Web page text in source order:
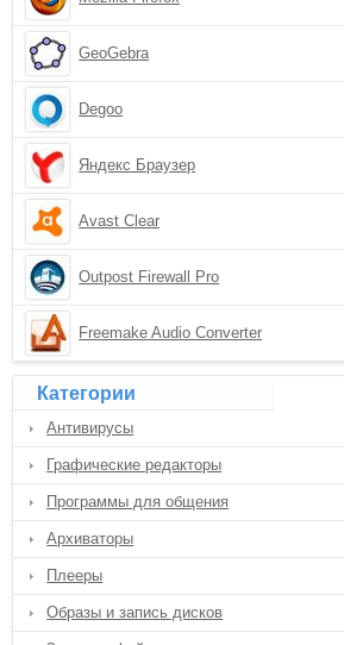
GeoGebra
Degoo
Яндекс Браузер
Avast Clear
Outpost Firewall Pro
Freemake Audio Converter
Категории
Антивирусы
Графические редакторы
Программы для общения
Архиваторы
Плееры
Образы и запись дисков